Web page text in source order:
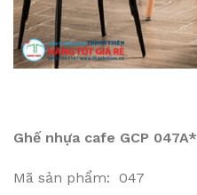
Ghế nhựa cafe GCP 047A*
Mã sản phẩm: 047